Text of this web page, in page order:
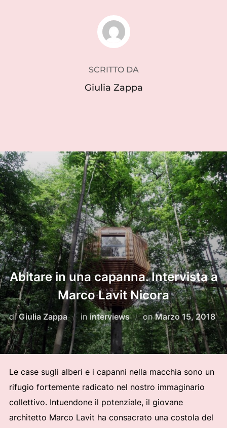
AUTORE DELL'ARTICOLO
SCRITTO DA
Giulia Zappa
Abitare in una capanna. Intervista a
Marco Lavit Nicora
diGiulia Zappa in interviews onPubblicato
il
Marzo 15, 2018
Le case sugli alberi e i capanni nella macchia sono un
rifugio fortemente radicato nel nostro immaginario
collettivo. Intuendone il potenziale, il giovane
architetto Marco Lavit ha consacrato una costola del